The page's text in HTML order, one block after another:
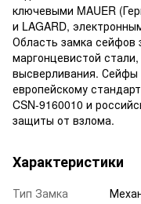
ключевыми MAUER
и LAGARD,
Область замка
маргонцевистой
высверливания. Сейфы
европейскому
CSN-9160010 и
защиты от взлома.
Характеристики
Тип Замка